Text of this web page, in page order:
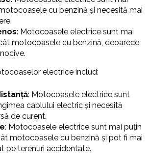
cu benzină și necesită mai
: Motocoasele electrice sunt mai
motocoasele cu benzină, deoarece
electrice includ:
: Motocoasele electrice sunt
cablului electric și necesită
de curent.
: Motocoasele electrice sunt mai puțin
motocoasele cu benzină și pot fi mai
pe terenuri accidentate.